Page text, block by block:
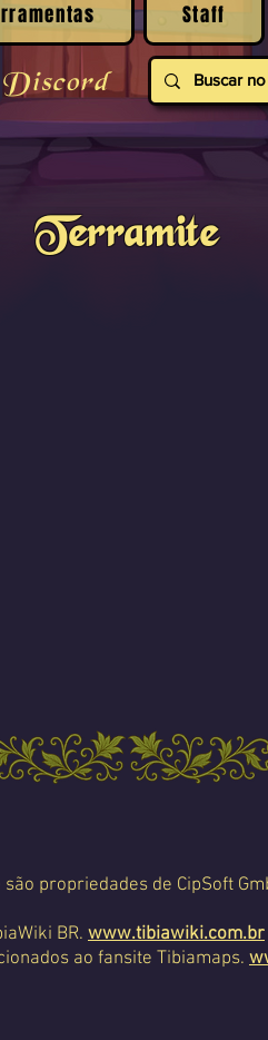
Staff
Discord
Terramite
propriedades de CipSoft
BR. www.tibiawiki.com.br
ao fansite Tibiamaps.